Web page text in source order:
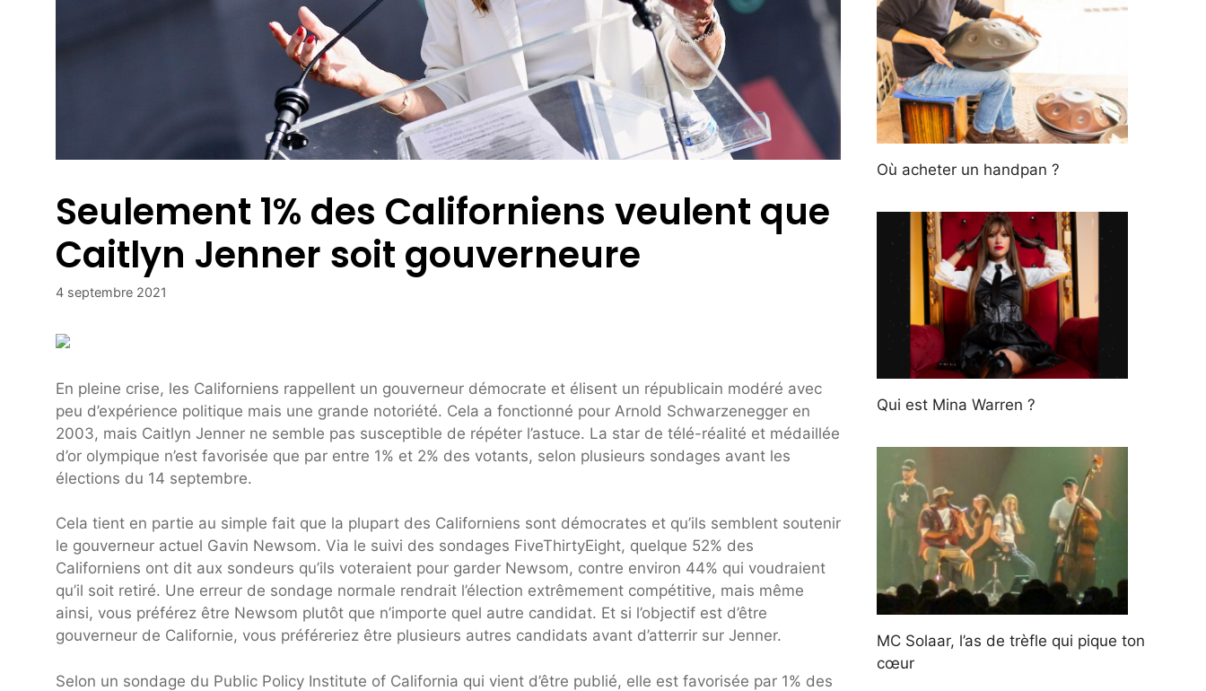
Seulement 1% des Californiens veulent que
Caitlyn Jenner soit gouverneure
4 septembre 2021
En pleine crise, les Californiens rappellent un gouverneur démocrate et élisent un républicain modéré avec
peu d’expérience politique mais une grande notoriété. Cela a fonctionné pour Arnold Schwarzenegger en
2003, mais Caitlyn Jenner ne semble pas susceptible de répéter l’astuce. La star de télé-réalité et médaillée
d’or olympique n’est favorisée que par entre 1% et 2% des votants, selon plusieurs sondages avant les
élections du 14 septembre.
Cela tient en partie au simple fait que la plupart des Californiens sont démocrates et qu’ils semblent soutenir
le gouverneur actuel Gavin Newsom. Via le suivi des sondages FiveThirtyEight, quelque 52% des
Californiens ont dit aux sondeurs qu’ils voteraient pour garder Newsom, contre environ 44% qui voudraient
qu’il soit retiré. Une erreur de sondage normale rendrait l’élection extrêmement compétitive, mais même
ainsi, vous préférez être Newsom plutôt que n’importe quel autre candidat. Et si l’objectif est d’être
gouverneur de Californie, vous préféreriez être plusieurs autres candidats avant d’atterrir sur Jenner.
Selon un sondage du Public Policy Institute of California qui vient d’être publié, elle est favorisée par 1% des
Où acheter un handpan ?
Qui est Mina Warren ?
MC Solaar, l’as de trèfle qui pique ton
cœur